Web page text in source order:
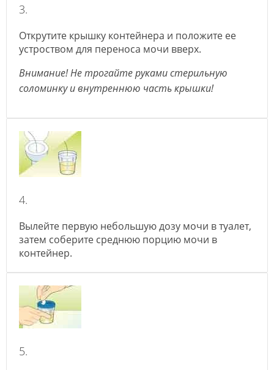
3.
Открутите крышку контейнера и положите ее
устроством для переноса мочи вверх.
Внимание! Не трогайте руками стерильную
соломинку и внутреннюю часть крышки!
4.
Вылейте первую небольшую дозу мочи в туалет,
затем соберите среднюю порцию мочи в
контейнер.
5.